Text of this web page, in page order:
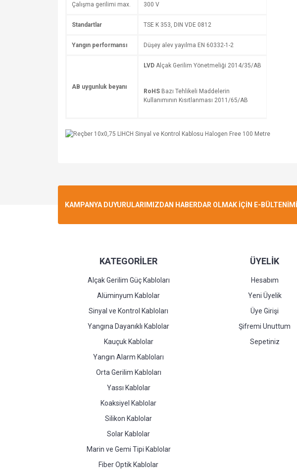
Çalışma gerilimi max. 300 V
Standartlar TSE K 353, DIN VDE 0812
Yangın performansı Düşey alev yayılma EN 60332-1-2
AB uygunluk beyanı
LVD Alçak Gerilim Yönetmeliği 2014/35/AB
RoHS Bazı Tehlikeli Maddelerin
Kullanımının Kısıtlanması 2011/65/AB
KAMPANYA DUYURULARIMIZDAN HABERDAR OLMAK İÇİN E-
KATEGORİLER
Alçak Gerilim Güç Kabloları
Alüminyum Kablolar
Sinyal ve Kontrol Kabloları
Yangına Dayanıklı Kablolar
Kauçuk Kablolar
Yangın Alarm Kabloları
Orta Gerilim Kabloları
Yassı Kablolar
Koaksiyel Kablolar
Silikon Kablolar
Solar Kablolar
Marin ve Gemi Tipi Kablolar
Fiber Optik Kablolar
ÜYELİK
Hesabım
Yeni Üyelik
Üye Girişi
Şifremi Unuttum
Sepetiniz